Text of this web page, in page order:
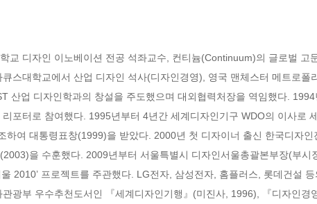
교 디자인 이노베이션 전공 석좌교수, 컨티늄(Continuum)의 글로벌 고
스대학교에서 산업 디자인 석사(디자인경영), 영국 맨체스터 메트로폴
산업 디자인학과의 창설을 주도했으며 대외협력처장을 역임했다.
포터로 참여했다. 1995년부터 4년간 세계디자인기구 WDO의 이사로
하여 대통령표창(1999)을 받았다. 2000년 첫 디자이너 출신 한국디자인
을 수훈했다. 2009년부터 서울특별시 디자인서울총괄본부장(부시
2010’ 프로젝트를 주관했다. LG전자, 삼성전자, 홈플러스, 롯데건설
광부 우수추천도서인 『세계디자인기행』(미진사, 1996), 『디자인경